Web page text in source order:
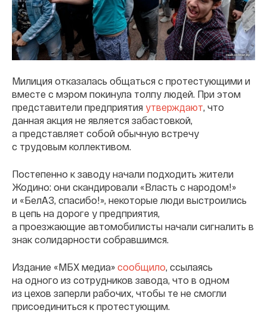
Милиция отказалась общаться с протестующими и
вместе с мэром покинула толпу людей. При этом
представители предприятия утверждают, что
данная акция не является забастовкой,
а представляет собой обычную встречу
с трудовым коллективом.
Постепенно к заводу начали подходить жители
Жодино: они скандировали «Власть с народом!»
и «БелАЗ, спасибо!», некоторые люди выстроились
в цепь на дороге у предприятия,
а проезжающие автомобилисты начали сигналить в
знак солидарности собравшимся.
Издание «МБХ медиа» сообщило, ссылаясь
на одного из сотрудников завода, что в одном
из цехов заперли рабочих, чтобы те не смогли
присоединиться к протестующим.